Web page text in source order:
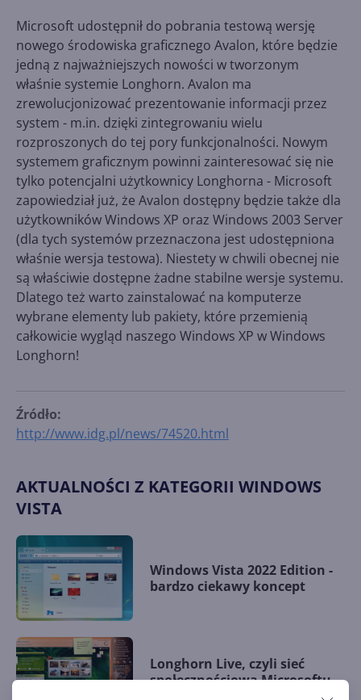
Microsoft udostępnił do pobrania testową wersję
nowego środowiska graficznego Avalon, które będzie
jedną z najważniejszych nowości w tworzonym
właśnie systemie Longhorn. Avalon ma
zrewolucjonizować prezentowanie informacji przez
system - m.in. dzięki zintegrowaniu wielu
rozproszonych do tej pory funkcjonalności. Nowym
systemem graficznym powinni zainteresować się nie
tylko potencjalni użytkownicy Longhorna - Microsoft
zapowiedział już, że Avalon dostępny będzie także dla
użytkowników Windows XP oraz Windows 2003 Server
(dla tych systemów przeznaczona jest udostępniona
właśnie wersja testowa). Niestety w chwili obecnej nie
są właściwie dostępne żadne stabilne wersje systemu.
Dlatego też warto zainstalować na komputerze
wybrane elementy lub pakiety, które przemienią
całkowicie wygląd naszego Windows XP w Windows
Longhorn!
Źródło:
http://www.idg.pl/news/74520.html
AKTUALNOŚCI Z KATEGORII WINDOWS
VISTA
Windows Vista 2022 Edition -
bardzo ciekawy koncept
Longhorn Live, czyli sieć
społecznościowa Microsoftu